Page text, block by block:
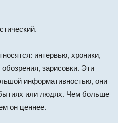
интервью, хроники,
зарисовки. Эти
информативностью, они
или людях. Чем больше
он ценнее.